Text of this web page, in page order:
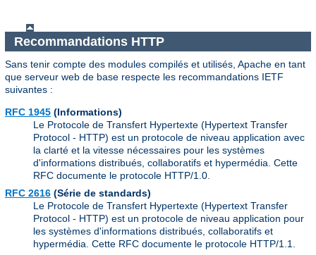
Recommandations HTTP
Sans tenir compte des modules compilés et utilisés, Apache en tant
que serveur web de base respecte les recommandations IETF
suivantes :
RFC 1945 (Informations)
Le Protocole de Transfert Hypertexte (Hypertext Transfer
Protocol - HTTP) est un protocole de niveau application avec
la clarté et la vitesse nécessaires pour les systèmes
d'informations distribués, collaboratifs et hypermédia. Cette
RFC documente le protocole HTTP/1.0.
RFC 2616 (Série de standards)
Le Protocole de Transfert Hypertexte (Hypertext Transfer
Protocol - HTTP) est un protocole de niveau application pour
les systèmes d'informations distribués, collaboratifs et
hypermédia. Cette RFC documente le protocole HTTP/1.1.